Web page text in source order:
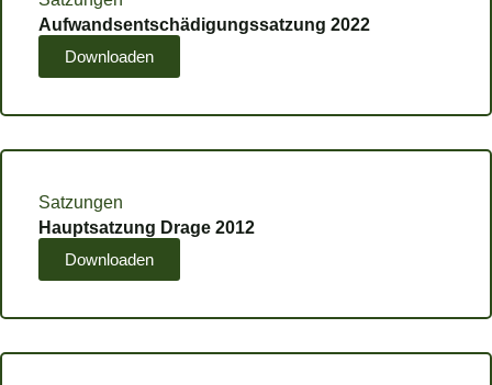
Aufwandsentschädigungssatzung 2022
Downloaden
Satzungen
Hauptsatzung Drage 2012
Downloaden